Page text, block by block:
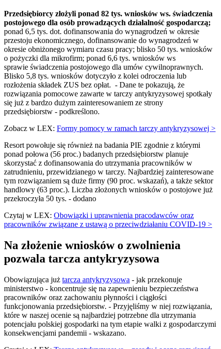
Przedsiębiorcy złożyli ponad 82 tys. wniosków ws. świadczenia
postojowego dla osób prowadzących działalność gospodarczą;
ponad 6,5 tys. dot. dofinansowania do wynagrodzeń w okresie
przestoju ekonomicznego, dofinansowanie do wynagrodzeń w
okresie obniżonego wymiaru czasu pracy; blisko 50 tys. wniosków
o pożyczki dla mikrofirm; ponad 6,6 tys. wniosków ws
sprawie świadczenia postojowego dla umów cywilnoprawnych.
Blisko 5,8 tys. wniosków dotyczyło z kolei odroczenia lub
rozłożenia składek ZUS bez opłat. - Dane te pokazują, że
rozwiązania pomocowe zawarte w tarczy antykryzysowej spotkały
się już z bardzo dużym zainteresowaniem ze strony
przedsiębiorstw - podkreślono.
Zobacz w LEX: Formy pomocy w ramach tarczy antykryzysowej >
Resort powołuje się również na badania PIE zgodnie z którymi
ponad połowa (56 proc.) badanych przedsiębiorstw planuje
skorzystać z dofinansowania do utrzymania pracowników w
zatrudnieniu, przewidzianego w tarczy. Najbardziej zainteresowane
tym rozwiązaniem są duże firmy (90 proc. wskazań), a także sektor
handlowy (63 proc.). Liczba złożonych wniosków o postojowe już
przekroczyła 50 tys. - dodano
Czytaj w LEX: Obowiązki i uprawnienia pracodawców oraz
pracowników związane z ustawą o przeciwdziałaniu COVID-19 >
Na złożenie wniosków o zwolnienia
pozwala tarcza antykryzysowa
Obowiązująca już tarcza antykryzysowa - jak przekonuje
ministerstwo - koncentruje się na zapewnieniu bezpieczeństwa
pracowników oraz zachowaniu płynności i ciągłości
funkcjonowania przedsiębiorstw. - Przyjęliśmy w niej rozwiązania,
które w naszej ocenie są najbardziej potrzebne dla utrzymania
potencjału polskiej gospodarki na tym etapie walki z gospodarczymi
konsekwencjami pandemii - wskazano.